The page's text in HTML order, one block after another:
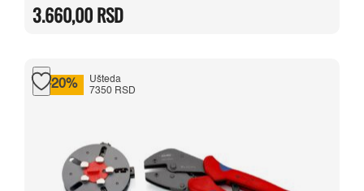
bila:
4.580,00 RSD.
3.660,00RSD
3.660,00 RSD.
-20%
Ušteda
7350 RSD